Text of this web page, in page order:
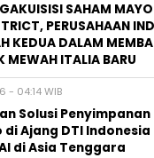
SAHAM
PERUSAHAAN
KEDUA DALAM
MEWAH ITALIA BARU
- 04:14 WIB
Solusi
Ajang DTI Indonesia
di Asia Tenggara